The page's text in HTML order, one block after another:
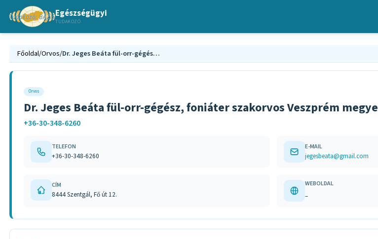
Egészségügyi
TUDAKOZÓ
Főoldal/Orvos/ Dr. Jeges Beáta fül-orr-gégész, foniáter szakorvos Veszprém megye
Orvos
Dr. Jeges Beáta fül-orr-gégész, foniáter szakorvos Veszprém megye
+36-30-348-6260
TELEFON
+36-30-348-6260
E-MAIL
jegesbeata@gmail.com
CÍM
8444 Szentgál, Fő út 12.
WEBOLDAL
–